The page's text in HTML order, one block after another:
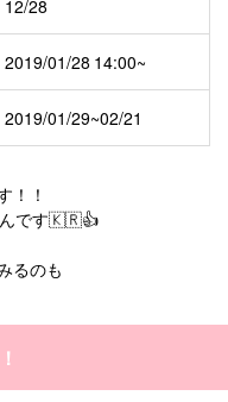
12/28
2019/01/28 14:00~
2019/01/29~02/21
！！
んです🇰🇷👍
るのも